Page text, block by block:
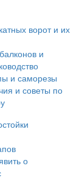
ворот и их
и
и саморезы
и советы по